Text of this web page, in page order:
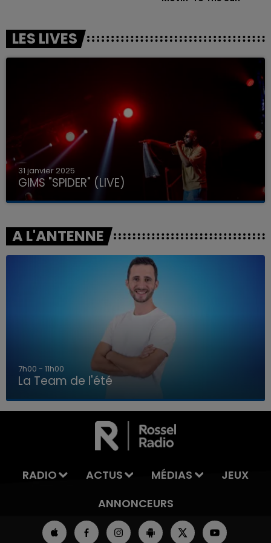
LA TEAM DE L'ÉTÉ
LES LIVES
31 janvier 2025
GIMS "SPIDER" (LIVE)
A L'ANTENNE
7h00 - 11h00
La Team de l'été
RADIO ACTUS MÉDIAS
JEUX
ANNONCEURS